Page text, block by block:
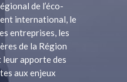
de l’éco-
international, le
entreprises, les
de la Région
apporte des
aux enjeux